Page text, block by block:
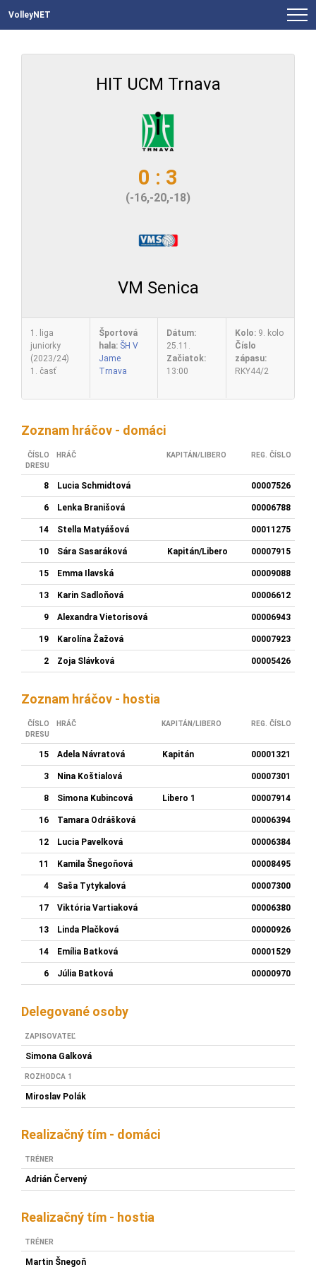
VolleyNET
HIT UCM Trnava
0 : 3
(-16,-20,-18)
VM Senica
1. liga
juniorky
(2023/24)
1. časť
Športová
hala: ŠH V
Jame
Trnava
Dátum:
25.11.
Začiatok:
13:00
Kolo:9. kolo
Číslo
zápasu:
RKY44/2
Zoznam hráčov - domáci
ČÍSLO
DRESU
HRÁČ KAPITÁN/LIBERO REG. ČÍSLO
8 Lucia Schmidtová 00007526
6 Lenka Branišová 00006788
14 Stella Matyášová 00011275
10 Sára Sasaráková Kapitán/Libero 00007915
15 Emma Ilavská 00009088
13 Karin Sadloňová 00006612
9 Alexandra Vietorisová 00006943
19 Karolína Žažová 00007923
2 Zoja Slávková 00005426
Zoznam hráčov - hostia
ČÍSLO
DRESU
HRÁČ KAPITÁN/LIBERO REG. ČÍSLO
15 Adela Návratová Kapitán 00001321
3 Nina Koštialová 00007301
8 Simona Kubincová Libero 1 00007914
16 Tamara Odrášková 00006394
12 Lucia Pavelková 00006384
11 Kamila Šnegoňová 00008495
4 Saša Tytykalová 00007300
17 Viktória Vartiaková 00006380
13 Linda Plačková 00000926
14 Emília Batková 00001529
6 Júlia Batková 00000970
Delegované osoby
ZAPISOVATEĽ
Simona Galková
ROZHODCA 1
Miroslav Polák
Realizačný tím - domáci
TRÉNER
Adrián Červený
Realizačný tím - hostia
TRÉNER
Martin Šnegoň